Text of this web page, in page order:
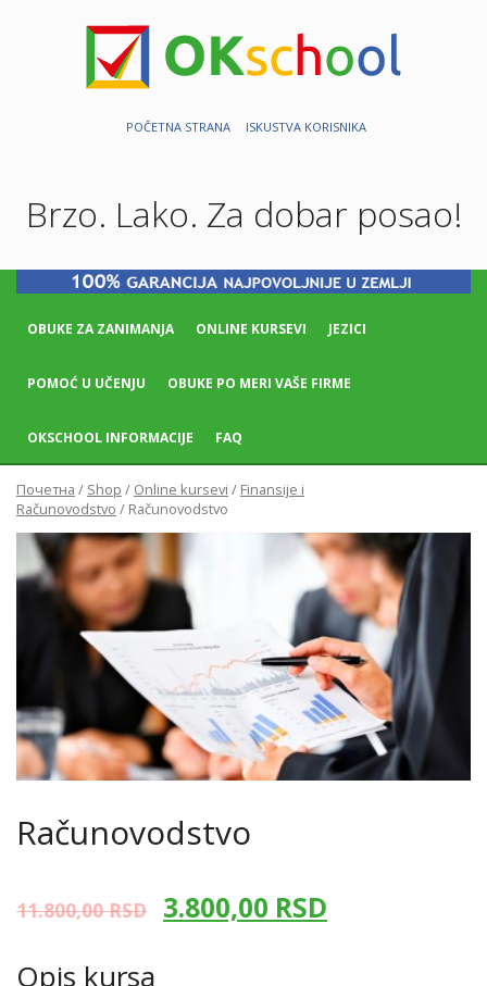
POČETNA STRANA ISKUSTVA KORISNIKA
Brzo. Lako. Za dobar posao!
OBUKE ZA ZANIMANJA ONLINE KURSEVI JEZICI
POMOĆ U UČENJU OBUKE PO MERI VAŠE FIRME
OKSCHOOL INFORMACIJE FAQ
Почетна / Shop / Online kursevi / Finansije i
Računovodstvo / Računovodstvo
Računovodstvo
11.800,00RSD 3.800,00 RSD
Opis kursa